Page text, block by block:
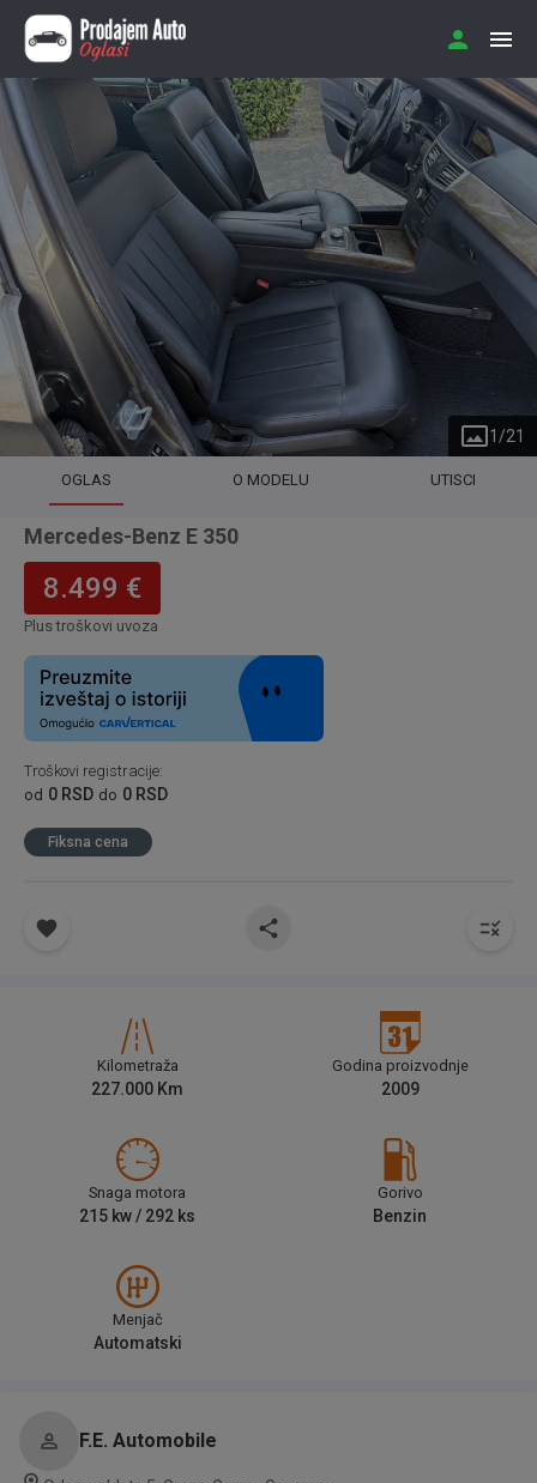
1 /21
OGLAS O MODELU UTISCI
Mercedes-Benz E 350
8.499 €
Plus troškovi uvoza
Troškovi registracije:
od 0 RSD do 0 RSD
Fiksna cena
Kilometraža
227.000 Km
Godina proizvodnje
2009
Snaga motora
215 kw / 292 ks
Gorivo
Benzin
Menjač
Automatski
F.E. Automobile